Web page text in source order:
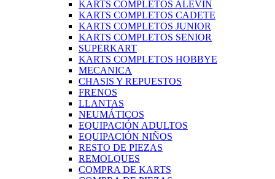
KARTS COMPLETOS ALEVÍN
KARTS COMPLETOS CADETE
KARTS COMPLETOS JUNIOR
KARTS COMPLETOS SENIOR
SUPERKART
KARTS COMPLETOS HOBBYE
MECANICA
CHASIS Y REPUESTOS
FRENOS
LLANTAS
NEUMÁTICOS
EQUIPACIÓN ADULTOS
EQUIPACIÓN NIÑOS
RESTO DE PIEZAS
REMOLQUES
COMPRA DE KARTS